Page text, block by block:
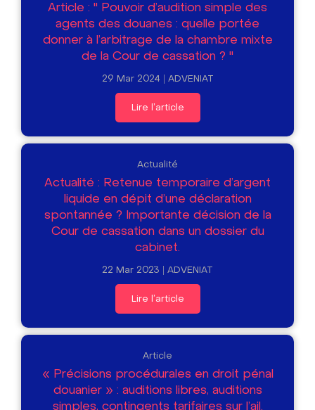
Article : " Pouvoir d’audition simple des
agents des douanes : quelle portée
donner à l’arbitrage de la chambre mixte
de la Cour de cassation ? "
29 Mar 2024 ADVENIAT
Lire l'article
Actualité
Actualité : Retenue temporaire d’argent
liquide en dépit d’une déclaration
spontannée ? Importante décision de la
Cour de cassation dans un dossier du
cabinet.
22 Mar 2023 ADVENIAT
Lire l'article
Article
« Précisions procédurales en droit pénal
douanier » : auditions libres, auditions
simples, contingents tarifaires sur l’ail.